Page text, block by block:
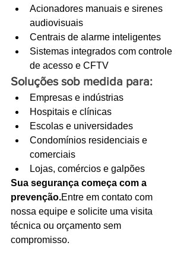
Acionadores manuais e sirenes
audiovisuais
Centrais de alarme inteligentes
Sistemas integrados com controle
de acesso e CFTV
Soluções sob medida para:
Empresas e indústrias
Hospitais e clínicas
Escolas e universidades
Condomínios residenciais e
comerciais
Lojas, comércios e galpões
Sua segurança começa com a
prevenção.Entre em contato com
nossa equipe e solicite uma visita
técnica ou orçamento sem
compromisso.